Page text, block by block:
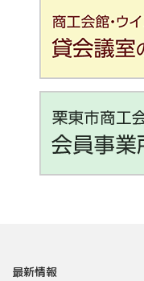
最新情報